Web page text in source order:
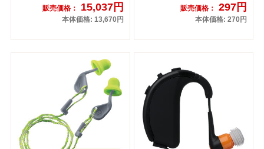
販売価格： 15,037円
本体価格: 13,670円
販売価格： 297円
本体価格: 270円